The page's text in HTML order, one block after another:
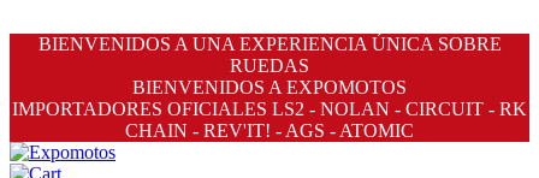
BIENVENIDOS A UNA EXPERIENCIA ÚNICA SOBRE
RUEDAS
BIENVENIDOS A EXPOMOTOS
IMPORTADORES OFICIALES LS2 - NOLAN - CIRCUIT - RK
CHAIN - REV'IT! - AGS - ATOMIC